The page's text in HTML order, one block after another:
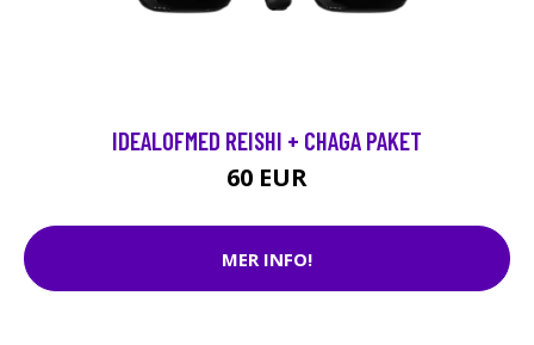
IDEALOFMED REISHI + CHAGA PAKET
60 EUR
MER INFO!